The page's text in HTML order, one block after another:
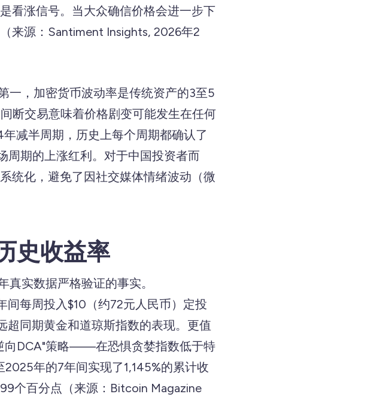
看涨信号。当大众确信价格会进一步下
来源：Santiment Insights, 2026年2
一，加密货币波动率是传统资产的3至5
断交易意味着价格剧变可能发生在任何
减半周期，历史上每个周期都确认了
周期的上涨红利。对于中国投资者而
化，避免了因社交媒体情绪波动（微
史收益率
实数据严格验证的事实。
每周投入$10（约72元人民币）定投
超同期黄金和道琼斯指数的表现。更值
向DCA"策略——在恐惧贪婪指数低于特
年的7年间实现了1,145%的累计收
个百分点（来源：Bitcoin Magazine